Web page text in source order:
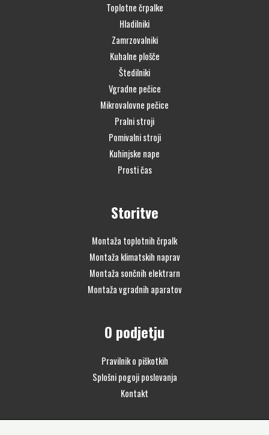
Toplotne črpalke
Hladilniki
Zamrzovalniki
Kuhalne plošče
Štedilniki
Vgradne pečice
Mikrovalovne pečice
Pralni stroji
Pomivalni stroji
Kuhinjske nape
Prosti čas
Storitve
Montaža toplotnih črpalk
Montaža klimatskih naprav
Montaža sončnih elektrarn
Montaža vgradnih aparatov
O podjetju
Pravilnik o piškotkih
Splošni pogoji poslovanja
Kontakt